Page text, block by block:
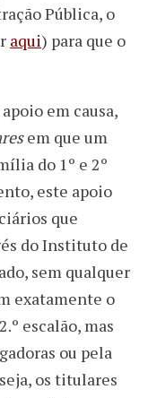
Pública, o
aqui) para que o
em causa,
em que um
do 1º e 2º
este apoio
que
do Instituto de
sem qualquer
exatamente o
escalão, mas
ou pela
os titulares